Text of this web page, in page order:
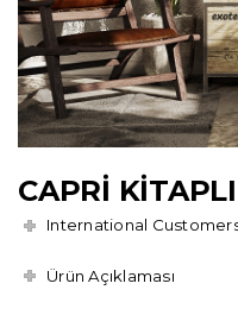
a
t
i
n
CAPRI
International
Ürün Açıklaması